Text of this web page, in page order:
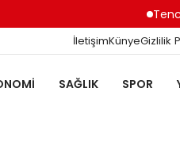
Tencent
İletişimKünyeGizlilik
SAĞLIK SPOR